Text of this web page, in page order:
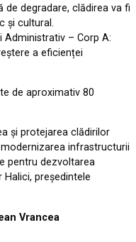
de degradare, clădirea va fi
și cultural.
Administrativ – Corp A:
a eficienței
de aproximativ 80
și protejarea clădirilor
infrastructurii
pentru dezvoltarea
Halici, președintele
Vrancea